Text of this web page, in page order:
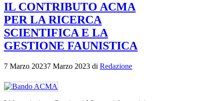
IL CONTRIBUTO ACMA
PER LA RICERCA
SCIENTIFICA E LA
GESTIONE FAUNISTICA
7 Marzo 20237 Marzo 2023 di Redazione